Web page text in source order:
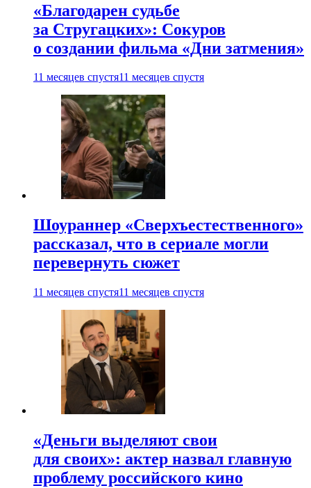
«Благодарен судьбе
за Стругацких»: Сокуров
о создании фильма «Дни затмения»
11 месяцев спустя11 месяцев спустя
Шоураннер «Сверхъестественного»
рассказал, что в сериале могли
перевернуть сюжет
11 месяцев спустя11 месяцев спустя
«Деньги выделяют свои
для своих»: актер назвал главную
проблему российского кино